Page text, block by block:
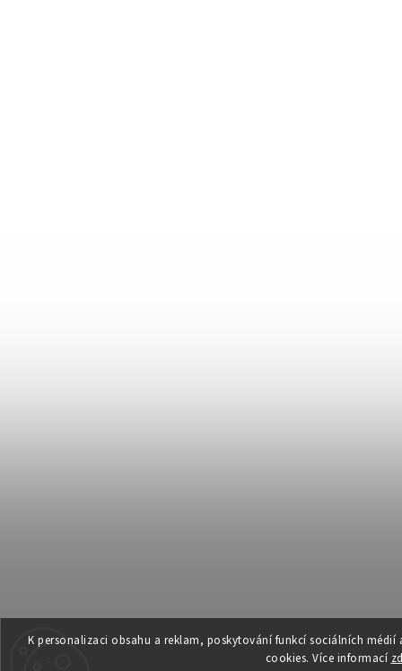
K personalizaci obsahu a reklam, poskytování funkcí sociálních
cookies. Více informací